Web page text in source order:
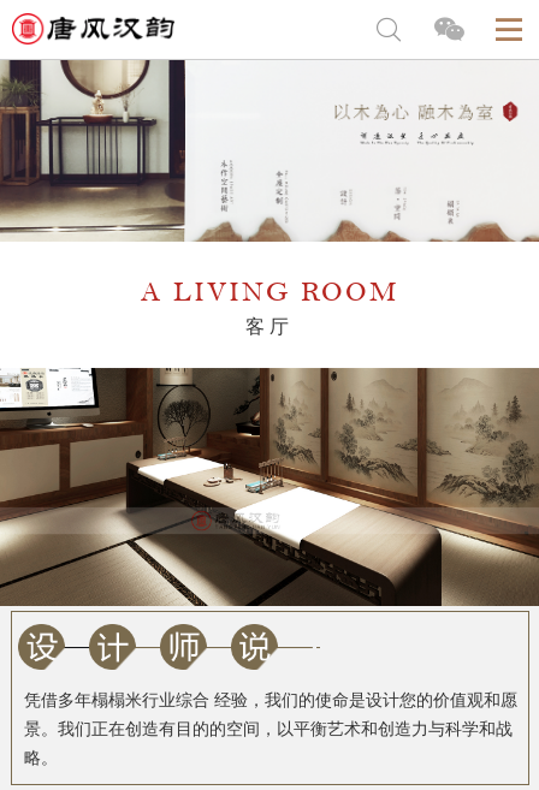
A LIVING ROOM
客厅
凭借多年榻榻米行业综合 经验，我们的使命是设计您的价值观和愿
景。我们正在创造有目的的空间，以平衡艺术和创造力与科学和战
略。